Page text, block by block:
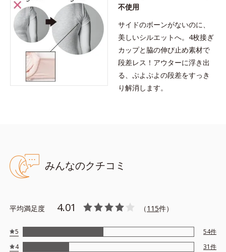
不使用
サイドのボーンがないのに、
美しいシルエットへ。4枚接ぎ
カップと脇の伸び止め素材で
段差レス！アウターに浮き出
る、ぷよぷよの段差をすっき
り解消します。
みんなのクチコミ
平均満足度 4.01 （115件）
5 54件
4
31件